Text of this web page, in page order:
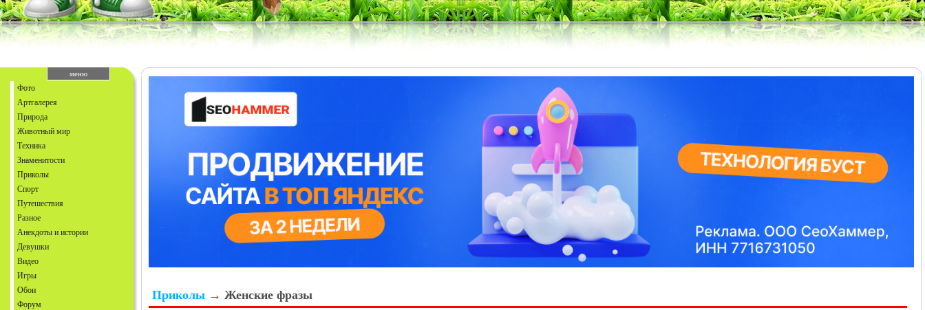
меню
Фото
Артгалерея
Природа
Животный мир
Техника
Знаменитости
Приколы
Спорт
Путешествия
Разное
Анекдоты и истории
Девушки
Видео
Игры
Обои
Форум
Приколы → Женские фразы